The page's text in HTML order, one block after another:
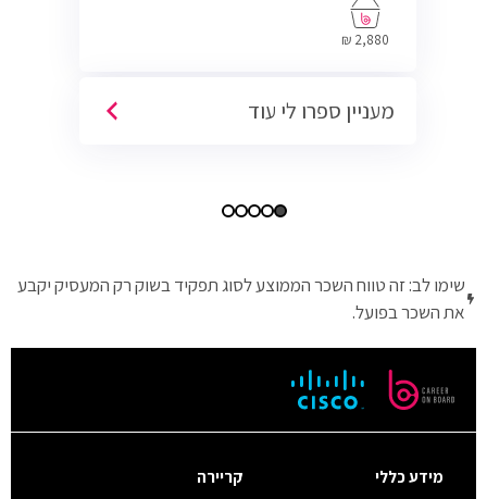
2,880 ₪
מעניין ספרו לי עוד
שימו לב: זה טווח השכר הממוצע לסוג תפקיד בשוק רק המעסיק יקבע
את השכר בפועל.
מידע כללי
קריירה